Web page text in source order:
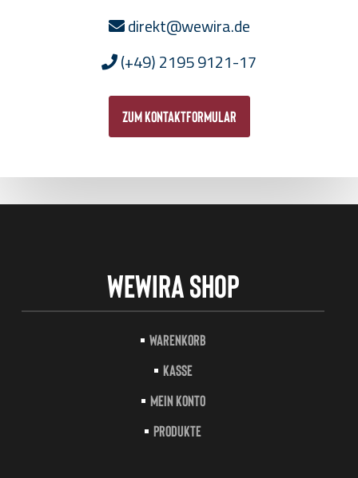
direkt@wewira.de
(+49) 2195 9121-17
zum Kontaktformular
Wewira Shop
Warenkorb
Kasse
Mein Konto
Produkte